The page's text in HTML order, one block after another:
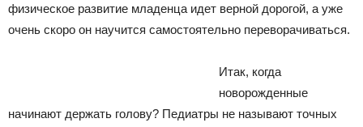
физическое развитие младенца идет верной дорогой, а уже
очень скоро он научится самостоятельно переворачиваться.
Итак, когда
новорожденные
начинают держать голову? Педиатры не называют точных